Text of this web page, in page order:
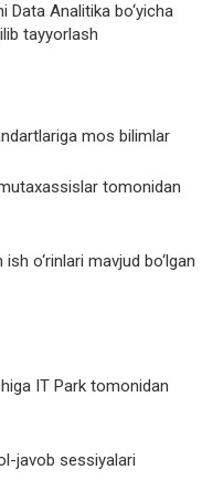
Data Analitika bo‘yicha
tayyorlash
mos bilimlar
tomonidan
o‘rinlari mavjud bo‘lgan
IT Park tomonidan
javob sessiyalari